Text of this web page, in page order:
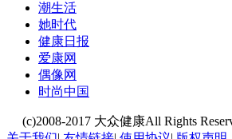
潮生活
她时代
健康日报
爱康网
偶像网
时尚中国
(c)2008-2017 大众健康All Rights